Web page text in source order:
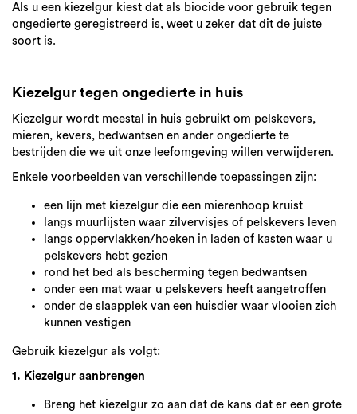
Als u een kiezelgur kiest dat als biocide voor gebruik tegen
ongedierte geregistreerd is, weet u zeker dat dit de juiste
soort is.
Kiezelgur tegen ongedierte in huis
Kiezelgur wordt meestal in huis gebruikt om pelskevers,
mieren, kevers, bedwantsen en ander ongedierte te
bestrijden die we uit onze leefomgeving willen verwijderen.
Enkele voorbeelden van verschillende toepassingen zijn:
een lijn met kiezelgur die een mierenhoop kruist
langs muurlijsten waar zilvervisjes of pelskevers leven
langs oppervlakken/hoeken in laden of kasten waar u
pelskevers hebt gezien
rond het bed als bescherming tegen bedwantsen
onder een mat waar u pelskevers heeft aangetroffen
onder de slaapplek van een huisdier waar vlooien zich
kunnen vestigen
Gebruik kiezelgur als volgt:
1. Kiezelgur aanbrengen
Breng het kiezelgur zo aan dat de kans dat er een grote